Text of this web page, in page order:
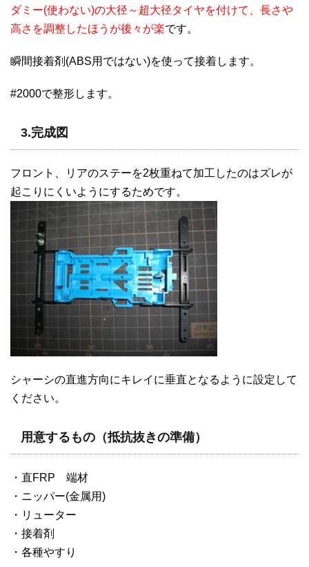
ダミー(使わない)の大径～超大径タイヤを付けて、長さや
高さを調整したほうが後々が楽です。
瞬間接着剤(ABS用ではない)を使って接着します。
#2000で整形します。
3.完成図
フロント、リアのステーを2枚重ねて加工したのはズレが
起こりにくいようにするためです。
シャーシの直進方向にキレイに垂直となるように設定して
ください。
用意するもの（抵抗抜きの準備）
・直FRP 端材
・ニッパー(金属用)
・リューター
・接着剤
・各種やすり